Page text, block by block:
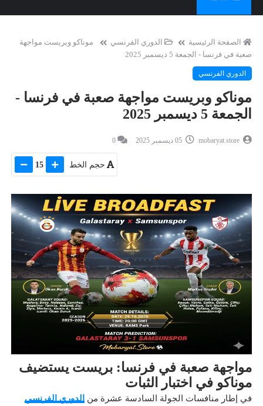
الصفحة الرئيسية الدوري الفرنسي
موناكو وبريست مواجهة
صعبة في فرنسا - الجمعة 5 ديسمبر 2025
الدوري الفرنسي
موناكو وبريست مواجهة صعبة في فرنسا -
الجمعة 5 ديسمبر 2025
mobaryat.store
0
حجم الخط 15
مواجهة صعبة في فرنسا: بريست يستضيف
موناكو في اختبار الثبات
في إطار منافسات الجولة السادسة عشرة من الدوري الفرنسي